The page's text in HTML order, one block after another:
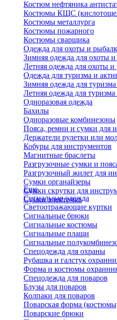
Костюм нефтяника
Костюмы КЩС
Костюмы металлурга
Костюмы пожарного
Костюмы сварщика
Одежда для охоты и
Зимняя одежда для охоты
Летняя одежда для охоты и
Одежда для туризма и
Зимняя одежда для
Летняя одежда для
Одноразовая одежда
Бахилы
Одноразовые комбинезоны
Пояса, ремни и сумки для
Держатели рулетки или
Кобуры для инструментов
Магнитные браслеты
Разгрузочные сумки и
Разгрузочный жилет для
Сумки органайзеры
Сумки скрутки для
Сумки электрика
Еще
Сигнальная одежда
Светоотражающие куртки
Сигнальные брюки
Сигнальные костюмы
Сигнальные плащи
Сигнальные
Спецодежда для охраны
Рубашка и галстук
Форма и костюмы
Спецодежда для поваров
Блузы для поваров
Колпаки для поваров
Поварская форма
Поварские брюки